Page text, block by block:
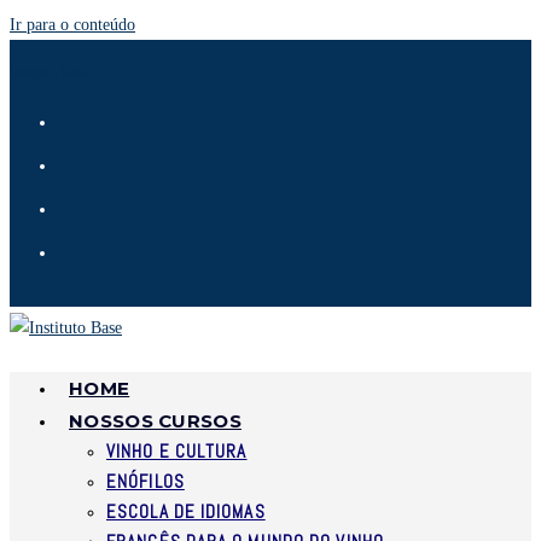
Ir para o conteúdo
HOME
NOSSOS CURSOS
VINHO E CULTURA
ENÓFILOS
ESCOLA DE IDIOMAS